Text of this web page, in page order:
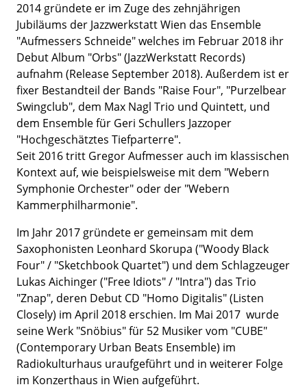
2014 gründete er im Zuge des zehnjährigen
Jubiläums der Jazzwerkstatt Wien das Ensemble
"Aufmessers Schneide" welches im Februar 2018 ihr
Debut Album "Orbs" (JazzWerkstatt Records)
aufnahm (Release September 2018). Außerdem ist er
fixer Bestandteil der Bands "Raise Four", "Purzelbear
Swingclub", dem Max Nagl Trio und Quintett, und
dem Ensemble für Geri Schullers Jazzoper
"Hochgeschätztes Tiefparterre".
Seit 2016 tritt Gregor Aufmesser auch im klassischen
Kontext auf, wie beispielsweise mit dem "Webern
Symphonie Orchester" oder der "Webern
Kammerphilharmonie".
Im Jahr 2017 gründete er gemeinsam mit dem
Saxophonisten Leonhard Skorupa ("Woody Black
Four" / "Sketchbook Quartet") und dem Schlagzeuger
Lukas Aichinger ("Free Idiots" / "Intra") das Trio
"Znap", deren Debut CD "Homo Digitalis" (Listen
Closely) im April 2018 erschien. Im Mai 2017 wurde
seine Werk "Snöbius" für 52 Musiker vom "CUBE"
(Contemporary Urban Beats Ensemble) im
Radiokulturhaus uraufgeführt und in weiterer Folge
im Konzerthaus in Wien aufgeführt.